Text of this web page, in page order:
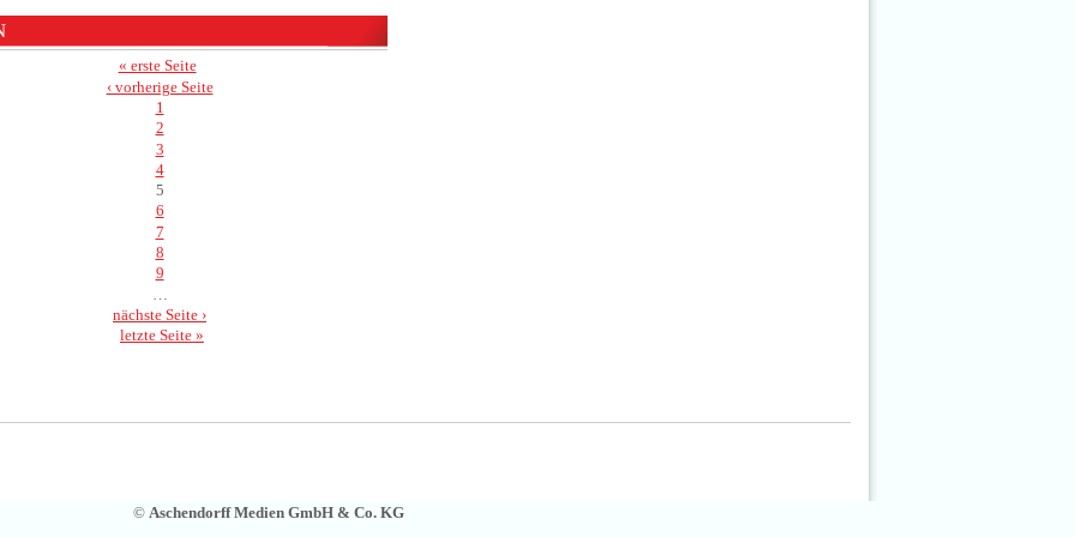
« erste Seite
‹ vorherige Seite
1
2
3
4
5
6
7
8
9
nächste Seite ›
letzte Seite »
© Aschendorff Medien GmbH & Co. KG